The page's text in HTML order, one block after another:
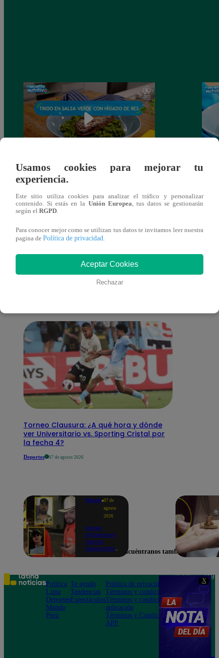
X
#ElSecretitoNutritivo: En el menú de hoy
presentamos un delicioso trigo en salsa
verde con hígado de res
También te puede
interesar
Torneo Clausura: ¿A qué hora y dónde
ver Universitario vs. Sporting Cristal por
la fecha 4?
Deportes 07 de agosto 2026
Mundo 07 de
agosto
2026
Nueve
influencers
fueron
asesinados
el Cártel de
Sinaloa
Usamos cookies para mejorar tu
experiencia.
Este sitio utiliza cookies para analizar el tráfico y personalizar
contenido. Si estás en la Unión Europea, tus datos se gestionarán
según el RGPD.
Para conocer mejor como se utilizan tus datos te invitamos leer nuestra
pagina de Política de privacidad.
Aceptar Cookies
Rechazar
Encuéntranos también en
Política
Lima
Deportes
Mundo
Perú
Te ayudo
Tendencias
Espectáculos
Política de privacidad
Términos y condiciones
Términos y condiciones
aplicación
Términos y Condiciones
APP
Teléfono: 219
Av. San
Felipe 968
Jesús María